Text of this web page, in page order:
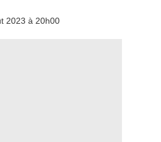
2023 à 20h00